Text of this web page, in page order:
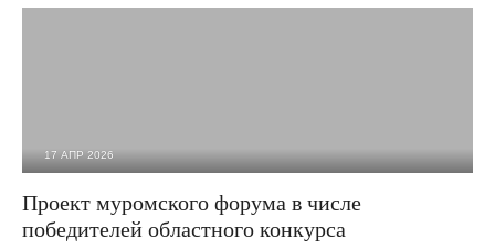
17 АПР 2026
Проект муромского форума в числе
победителей областного конкурса